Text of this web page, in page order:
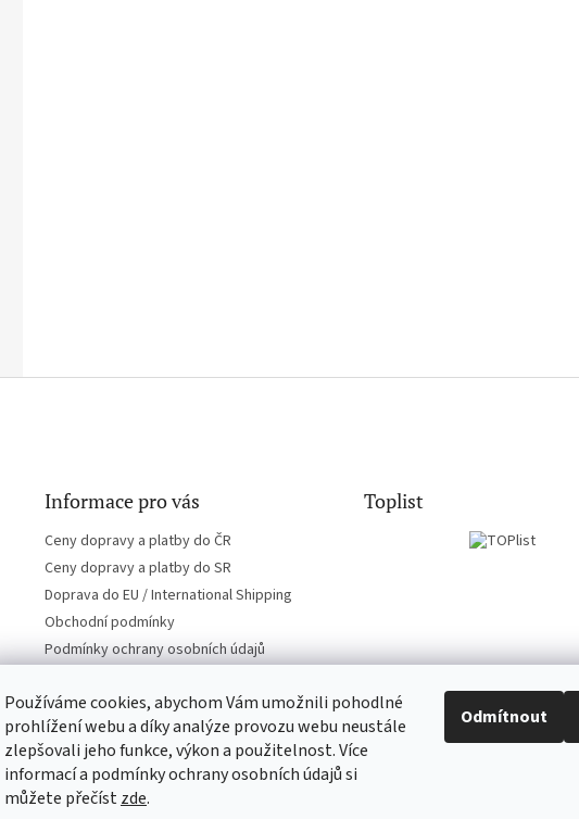
Používáme cookies, abychom Vám umožnili pohodlné
prohlížení webu a díky analýze provozu webu neustále
zlepšovali jeho funkce, výkon a použitelnost. Více
informací a podmínky ochrany osobních údajů si
můžete přečístzde.
Odmítnout
Informace pro vás
Ceny dopravy a platby do ČR
Ceny dopravy a platby do SR
Doprava do EU / International Shipping
Obchodní podmínky
Podmínky ochrany osobních údajů
Toplist
EN-filmy.cz CD-Soundtrack.cz